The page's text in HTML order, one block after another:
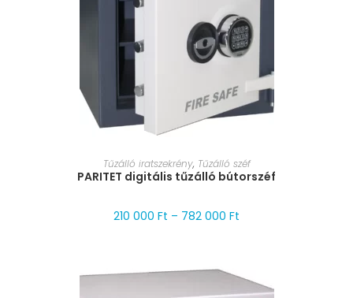
MÉRET VÁLASZTÁSA
Tűzálló iratszekrény, Tűzálló széf
PARITET digitális tűzálló bútorszéf
210 000 Ft – 782 000 Ft